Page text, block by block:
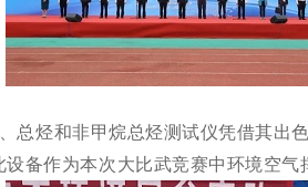
总烃和非甲烷总烃测试仪凭借其出
备作为本次大比武竞赛中环境空气